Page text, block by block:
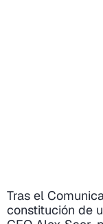
Tras el
constitución de